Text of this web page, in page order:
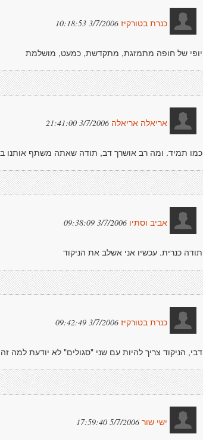
כנרת בטורקיז 3/7/2006 10:18:53
יופי של חופה מתמזגת, מתקדשת, כמעט, מושלמת
אריאלה אריאלה 3/7/2006 21:41:00
כמו תמיד. ומה רב אושרך דב, תודה שאתה משתף אותנו
אביב וסתיו 3/7/2006 09:38:09
תודה כנרית. עכשיו אני אשלב את הניקוד
כנרת בטורקיז 3/7/2006 09:42:49
דבי, הניקוד צריך להיות עם שני "סגולים" לא יודעת למה
ישי שור 5/7/2006 17:59:40